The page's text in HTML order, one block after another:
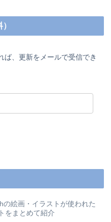
ば、更新をメールで受信でき
の絵画・イラストが使われた
をまとめて紹介